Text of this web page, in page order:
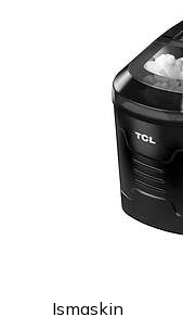
Ismaskin